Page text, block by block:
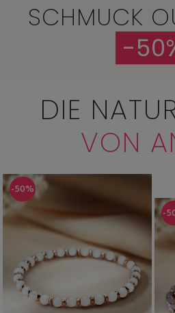
SCHMUCK
-
DIE
VON
-50%
-